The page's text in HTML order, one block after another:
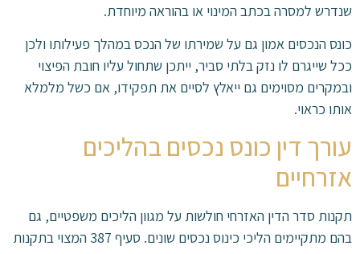
שנדרש למסרה בכתב המינוי או בהוראה מיוחדת.
כונס הנכסים אמון גם על שמירתו של הנכס במהלך פעילותו ולכן
ככל שייגרם לו נזק בלתי סביר, ייתכן שתחול עליו חובת הפיצוי
ובמקרים מסוימים גם ייאלץ לסיים את תפקידו, אם כשל מלמלא
אותו כראוי.
עורך דין כונס נכסים בהליכים
אזרחיים
תקנות סדר הדין האזרחי חולשות על מגוון הליכים משפטיים, גם
בהם מתקיימים הליכי כינוס נכסים שונים. סעיף 387 המצוי בתקנות